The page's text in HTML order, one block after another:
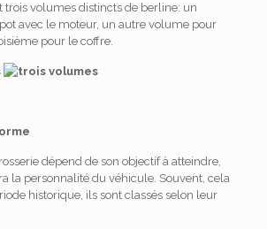
trois volumes distincts de berline: un
avec le moteur, un autre volume pour
pour le coffre.
dépend de son objectif à atteindre,
la personnalité du véhicule. Souvent, cela
historique, ils sont classés selon leur